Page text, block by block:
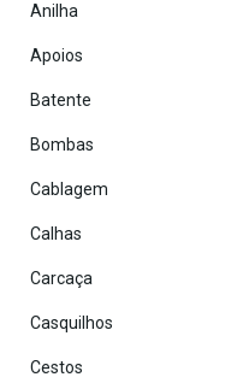
Anilha
Apoios
Batente
Bombas
Cablagem
Calhas
Carcaça
Casquilhos
Cestos